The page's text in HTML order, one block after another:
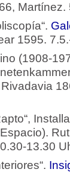
Martínez.
1595.
(1908-
13.30